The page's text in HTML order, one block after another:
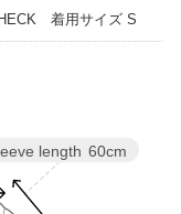
着用サイズ S
length 60cm